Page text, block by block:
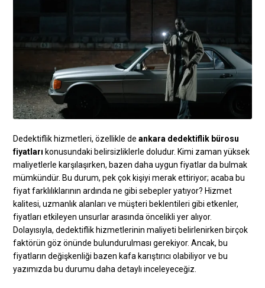
Dedektiflik hizmetleri, özellikle deankara dedektiflik bürosu
fiyatları konusundaki belirsizliklerle doludur. Kimi zaman yüksek
maliyetlerle karşılaşırken, bazen daha uygun fiyatlar da bulmak
mümkündür. Bu durum, pek çok kişiyi merak ettiriyor; acaba bu
fiyat farklılıklarının ardında ne gibi sebepler yatıyor? Hizmet
kalitesi, uzmanlık alanları ve müşteri beklentileri gibi etkenler,
fiyatları etkileyen unsurlar arasında öncelikli yer alıyor.
Dolayısıyla, dedektiflik hizmetlerinin maliyeti belirlenirken birçok
faktörün göz önünde bulundurulması gerekiyor. Ancak, bu
fiyatların değişkenliği bazen kafa karıştırıcı olabiliyor ve bu
yazımızda bu durumu daha detaylı inceleyeceğiz.